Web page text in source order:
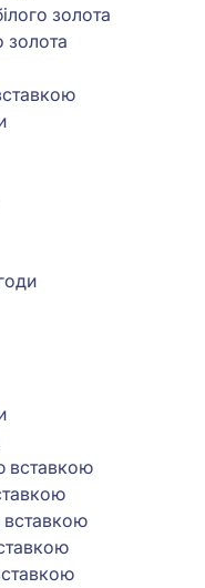
золота
золота
вставкою